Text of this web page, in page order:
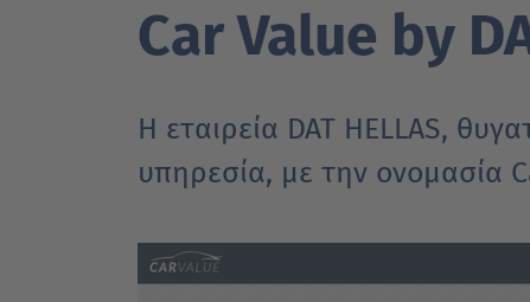
Car Value by
Η εταιρεία DAT HELLAS,
υπηρεσία, με την ονομασία